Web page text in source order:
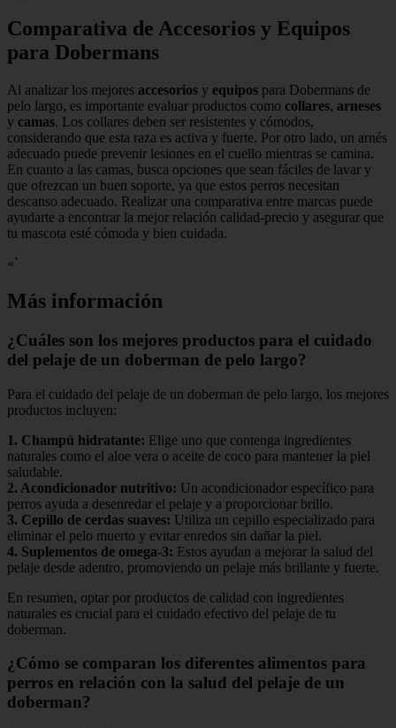
Comparativa de Accesorios y Equipos
para Dobermans
Al analizar los mejores accesorios y equipos para Dobermans de
pelo largo, es importante evaluar productos como collares, arneses
y camas. Los collares deben ser resistentes y cómodos,
considerando que esta raza es activa y fuerte. Por otro lado, un arnés
adecuado puede prevenir lesiones en el cuello mientras se camina.
En cuanto a las camas, busca opciones que sean fáciles de lavar y
que ofrezcan un buen soporte, ya que estos perros necesitan
descanso adecuado. Realizar una comparativa entre marcas puede
ayudarte a encontrar la mejor relación calidad-precio y asegurar que
tu mascota esté cómoda y bien cuidada.
«`
Más información
¿Cuáles son los mejores productos para el cuidado
del pelaje de un doberman de pelo largo?
Para el cuidado del pelaje de un doberman de pelo largo, los mejores
productos incluyen:
1. Champú hidratante: Elige uno que contenga ingredientes
naturales como el aloe vera o aceite de coco para mantener la piel
saludable.
2. Acondicionador nutritivo: Un acondicionador específico para
perros ayuda a desenredar el pelaje y a proporcionar brillo.
3. Cepillo de cerdas suaves: Utiliza un cepillo especializado para
eliminar el pelo muerto y evitar enredos sin dañar la piel.
4. Suplementos de omega-3: Estos ayudan a mejorar la salud del
pelaje desde adentro, promoviendo un pelaje más brillante y fuerte.
En resumen, optar por productos de calidad con ingredientes
naturales es crucial para el cuidado efectivo del pelaje de tu
doberman.
¿Cómo se comparan los diferentes alimentos para
perros en relación con la salud del pelaje de un
doberman?